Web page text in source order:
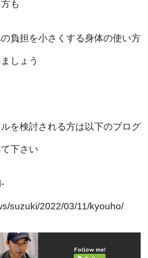
も
負担を小さくする身体の使い方
しょう
を検討される方は以下のブログ
下さい
suzuki/2022/03/11/kyouho/
Follow me!